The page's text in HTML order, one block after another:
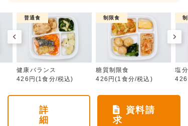
普通食
健康バランス
426円(1食分/税込)
制限食
糖質制限食
426円(1食分/税込)
塩
詳
細
資料請
求